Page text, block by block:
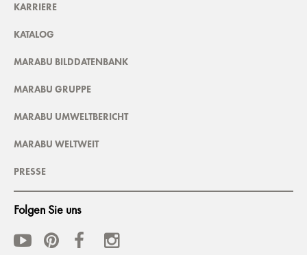
KARRIERE
KATALOG
MARABU BILDDATENBANK
MARABU GRUPPE
MARABU UMWELTBERICHT
MARABU WELTWEIT
PRESSE
Folgen Sie uns